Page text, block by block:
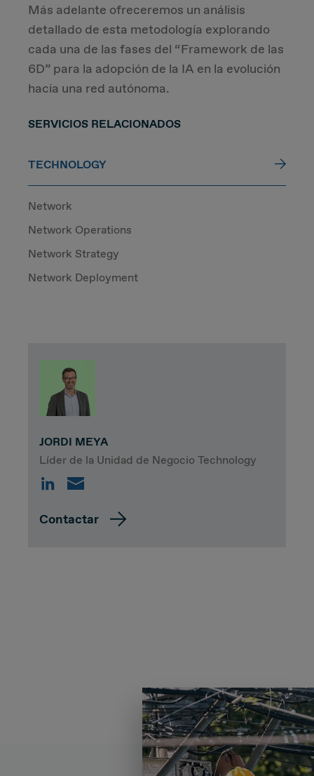
Más adelante ofreceremos un análisis
detallado de esta metodología explorando
cada una de las fases del “Framework de las
6D” para la adopción de la IA en la evolución
hacia una red autónoma.
SERVICIOS RELACIONADOS
TECHNOLOGY
Network
Network Operations
Network Strategy
Network Deployment
JORDI MEYA
Líder de la Unidad de Negocio Technology
Contactar